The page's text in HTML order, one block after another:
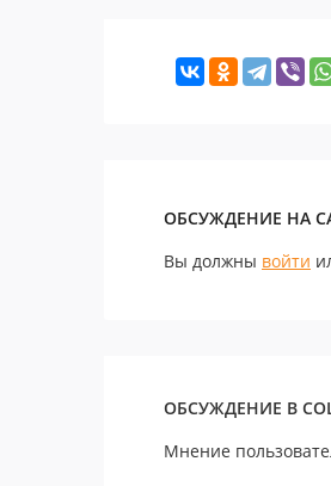
ОБСУЖДЕНИЕ НА
Вы должны войти
ОБСУЖДЕНИЕ В
Мнение